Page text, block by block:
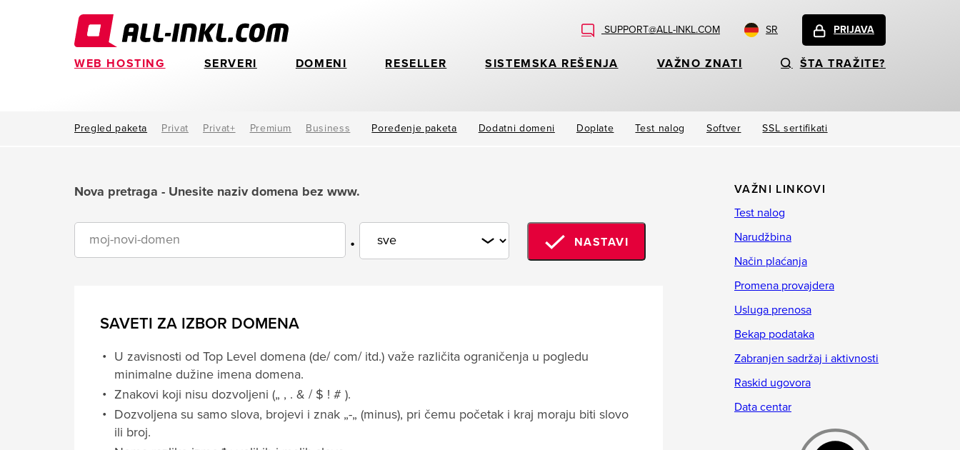
SUPPORT@ALL-INKL.COM SR PRIJAVA
WEB HOSTING SERVERI DOMENI RESELLER SISTEMSKA REŠENJA VAŽNO ZNATI ŠTA TRAŽITE?
Pregled paketa Privat Privat+ Premium Business Poređenje paketa Dodatni domeni Doplate Test nalog Softver SSL sertifikati
Nova pretraga - Unesite naziv domena bez www.
. NASTAVI
SAVETI ZA IZBOR DOMENA
U zavisnosti od Top Level domena (de/ com/ itd.) važe različita ograničenja u pogledu
minimalne dužine imena domena.
Znakovi koji nisu dozvoljeni („ , . & / $ ! # ).
Dozvoljena su samo slova, brojevi i znak „-„ (minus), pri čemu početak i kraj moraju biti slovo
ili broj.
VAŽNI LINKOVI
Test nalog
Narudžbina
Način plaćanja
Promena provajdera
Usluga prenosa
Bekap podataka
Zabranjen sadržaj i aktivnosti
Raskid ugovora
Data centar